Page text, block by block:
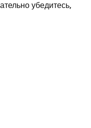
убедитесь,